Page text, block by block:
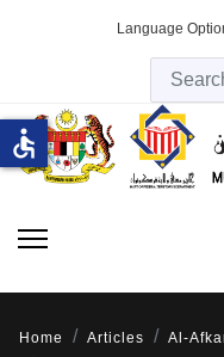
Language
Home Articles
Al-
accessible